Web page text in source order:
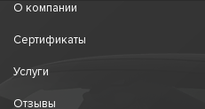
О компании
Сертификаты
Услуги
Отзывы